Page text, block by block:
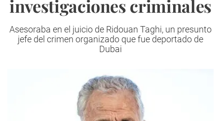
investigaciones criminales
Asesoraba en el juicio de Ridouan Taghi, un presunto
jefe del crimen organizado que fue deportado de
Dubai